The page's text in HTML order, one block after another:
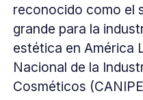
reconocido como el
grande para la
estética en América
Nacional de la
Cosméticos